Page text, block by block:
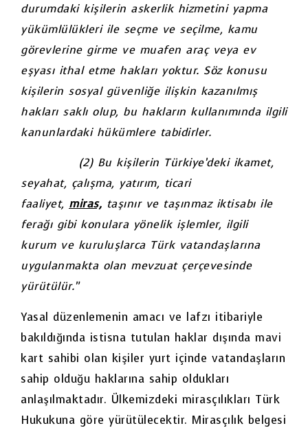
durumdaki kişilerin askerlik hizmetini yapma
yükümlülükleri ile seçme ve seçilme, kamu
görevlerine girme ve muafen araç veya ev
eşyası ithal etme hakları yoktur. Söz konusu
kişilerin sosyal güvenliğe ilişkin kazanılmış
hakları saklı olup, bu hakların kullanımında ilgili
kanunlardaki hükümlere tabidirler.
(2) Bu kişilerin Türkiye’deki ikamet,
seyahat, çalışma, yatırım, ticari
faaliyet, miras, taşınır ve taşınmaz iktisabı ile
ferağı gibi konulara yönelik işlemler, ilgili
kurum ve kuruluşlarca Türk vatandaşlarına
uygulanmakta olan mevzuat çerçevesinde
yürütülür.”
Yasal düzenlemenin amacı ve lafzı itibariyle
bakıldığında istisna tutulan haklar dışında mavi
kart sahibi olan kişiler yurt içinde vatandaşların
sahip olduğu haklarına sahip oldukları
anlaşılmaktadır. Ülkemizdeki mirasçılıkları Türk
Hukukuna göre yürütülecektir. Mirasçılık belgesi